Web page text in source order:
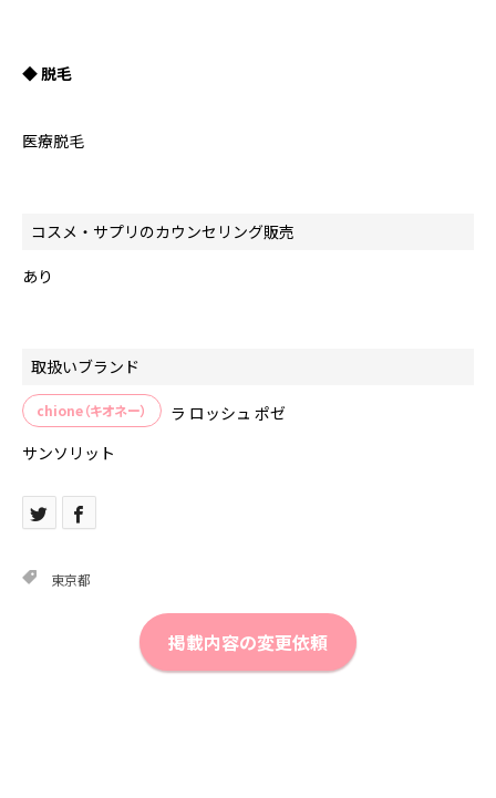
◆ 脱毛
医療脱毛
コスメ・サプリのカウンセリング販売
あり
取扱いブランド
chione（キオネー）
ラ ロッシュ ポゼ
サンソリット
東京都
掲載内容の変更依頼